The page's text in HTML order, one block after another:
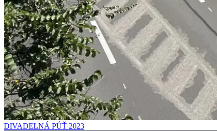
DIVADELNÁ PÚŤ 2023